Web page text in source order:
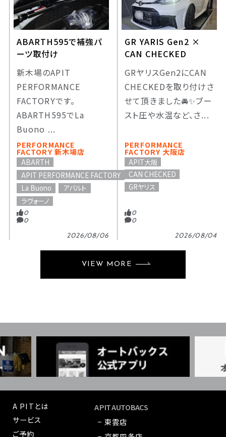
2026/08/06
ABARTH595で補強パ
ーツ取付け
新木場のAPIT
PERFORMANCE
FACTORYです。
ABARTH595でLa
Buono ...
PERFORMANCE
FACTORY 新木場店
ABARTH
APIT PERFORMANCE FACTORY
La Buono
アバルト
ラヴォーノ
0
0
2026/08/04
GR YARIS Gen2 ×
CAN CHECKED
GRヤリスGen2にCAN
CHECKEDを取り付けさ
せて頂きました🚘️✨️ブー
スト圧や水温など、さ...
PERFORMANCE
FACTORY 大阪店
APIT大阪
CAN CHECKED
GRヤリス
0
0
VIEW MORE
A PITとは
サービス
ご予約
A PIT AUTOBACS
− 東雲店